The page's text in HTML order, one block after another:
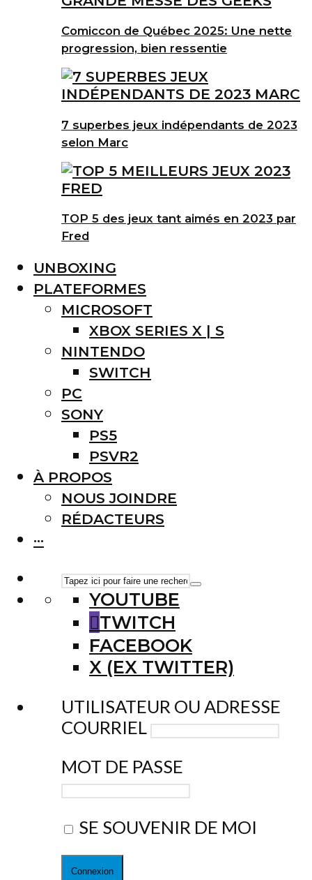
Comiccon de Québec 2025: Une nette
progression, bien ressentie
7 superbes jeux indépendants de 2023
selon Marc
TOP 5 des jeux tant aimés en 2023 par
Fred
UNBOXING
PLATEFORMES
MICROSOFT
XBOX SERIES X | S
NINTENDO
SWITCH
PC
SONY
PS5
PSVR2
À PROPOS
NOUS JOINDRE
RÉDACTEURS
···
YOUTUBE
TWITCH
FACEBOOK
X (EX TWITTER)
UTILISATEUR OU ADRESSE
COURRIEL
MOT DE PASSE
SE SOUVENIR DE MOI